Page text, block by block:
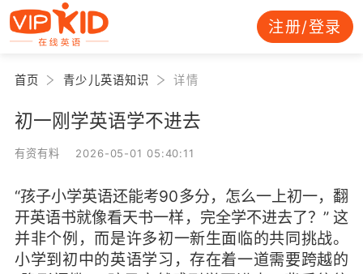
注册/登录
首页 青少儿英语知识 详情
初一刚学英语学不进去
有资有料 2026-05-01 05:40:11
“孩子小学英语还能考90多分，怎么一上初一，翻
开英语书就像看天书一样，完全学不进去了？” 这
并非个例，而是许多初一新生面临的共同挑战。
小学到初中的英语学习，存在着一道需要跨越的